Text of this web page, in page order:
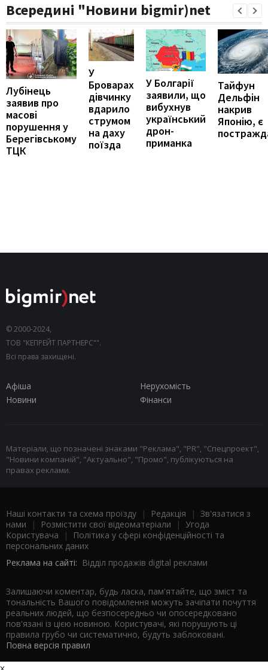
Всередині "Новини bigmir)net
Лубінець
заявив про
масові
порушення у
Берегівському
ТЦК
У
Броварах
дівчинку
вдарило
струмом
на даху
поїзда
У Болгарії
заявили, що
вибухнув
український
дрон-
приманка
Тайфун
Дельфін
накрив
Японію, є
© 2000-2024,
ТОВ "КЕПРЕЙТ ПАРТНЕРС"".
Всі права захищені.
Афіша
Нерухомість
Новини
Фінанси
Матеріали, що позначені знаками "Реклама", "PR", "Спецпроект",
"Новини компаній", "Актуально", "Промо", публікуються на
правах реклами.
Наші контакти та схема проїзду | Редакція | Зв'язатися з
нами | Розмістити свої відеоматеріали | Угода
Користувача |
Політика у сфері конфіденційності та
персональних даних
Реклама на сайті: Відділ продажів digital реклами
Залишаючи коментар, будь ласка, пам'ятайте, що зміст та
тональність Вашого повідомлення можуть зачіпати почуття
реальних людей, що безпосередньо чи опосередковано
пов'язані із цією новиною. Користувачі, які порушують ці
правила грубо чи систематично, будуть заблоковані.
Повна версія правил
x